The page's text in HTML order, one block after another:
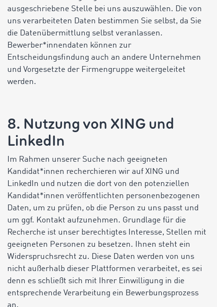
ausgeschriebene Stelle bei uns auszuwählen. Die von
uns verarbeiteten Daten bestimmen Sie selbst, da Sie
die Datenübermittlung selbst veranlassen.
Bewerber*innendaten können zur
Entscheidungsfindung auch an andere Unternehmen
und Vorgesetzte der Firmengruppe weitergeleitet
werden.
8. Nutzung von XING und
LinkedIn
Im Rahmen unserer Suche nach geeigneten
Kandidat*innen recherchieren wir auf XING und
LinkedIn und nutzen die dort von den potenziellen
Kandidat*innen veröffentlichten personenbezogenen
Daten, um zu prüfen, ob die Person zu uns passt und
um ggf. Kontakt aufzunehmen. Grundlage für die
Recherche ist unser berechtigtes Interesse, Stellen mit
geeigneten Personen zu besetzen. Ihnen steht ein
Widerspruchsrecht zu. Diese Daten werden von uns
nicht außerhalb dieser Plattformen verarbeitet, es sei
denn es schließt sich mit Ihrer Einwilligung in die
entsprechende Verarbeitung ein Bewerbungsprozess
an.